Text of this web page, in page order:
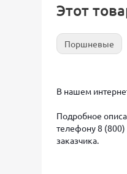
Этот
Поршневые
В нашем
Подробное
телефону 8 (800)
заказчика.